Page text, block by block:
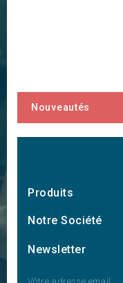
Nouveautés
Produits
Notre Société
Newsletter